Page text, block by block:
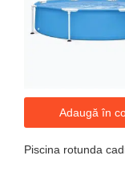
Adaugă în